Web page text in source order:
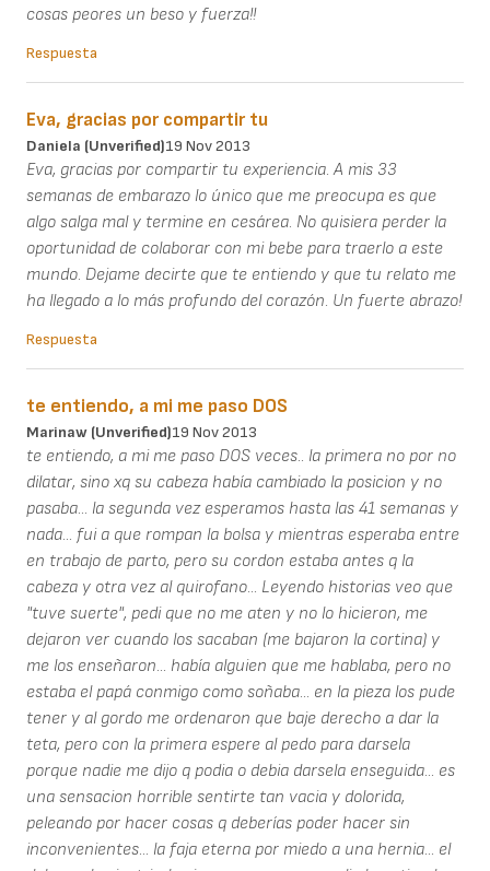
cosas peores un beso y fuerza!!
Respuesta
Eva, gracias por compartir tu
Daniela (unverified)19 Nov 2013
Eva, gracias por compartir tu experiencia. A mis 33
semanas de embarazo lo único que me preocupa es que
algo salga mal y termine en cesárea. No quisiera perder la
oportunidad de colaborar con mi bebe para traerlo a este
mundo. Dejame decirte que te entiendo y que tu relato me
ha llegado a lo más profundo del corazón. Un fuerte abrazo!
Respuesta
te entiendo, a mi me paso DOS
Marinaw (unverified)19 Nov 2013
te entiendo, a mi me paso DOS veces.. la primera no por no
dilatar, sino xq su cabeza había cambiado la posicion y no
pasaba... la segunda vez esperamos hasta las 41 semanas y
nada... fui a que rompan la bolsa y mientras esperaba entre
en trabajo de parto, pero su cordon estaba antes q la
cabeza y otra vez al quirofano... Leyendo historias veo que
"tuve suerte", pedi que no me aten y no lo hicieron, me
dejaron ver cuando los sacaban (me bajaron la cortina) y
me los enseñaron... había alguien que me hablaba, pero no
estaba el papá conmigo como soñaba... en la pieza los pude
tener y al gordo me ordenaron que baje derecho a dar la
teta, pero con la primera espere al pedo para darsela
porque nadie me dijo q podia o debia darsela enseguida... es
una sensacion horrible sentirte tan vacia y dolorida,
peleando por hacer cosas q deberías poder hacer sin
inconvenientes... la faja eterna por miedo a una hernia... el